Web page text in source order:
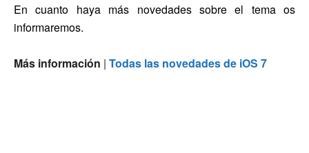
En cuanto haya más novedades sobre el tema os
informaremos.
Más información | Todas las novedades de iOS 7